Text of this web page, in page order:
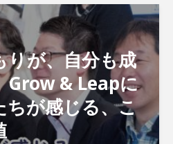
りが、自分も成
Grow & Leapに
ちが感じる、こ